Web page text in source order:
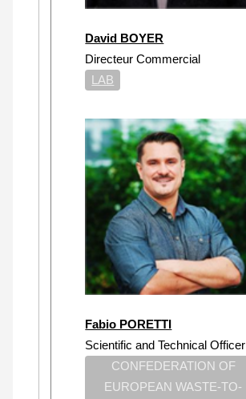
David BOYER
Directeur Commercial
LAB
Fabio PORETTI
Scientific and Technical Officer
CONFEDERATION OF
EUROPEAN WASTE-TO-